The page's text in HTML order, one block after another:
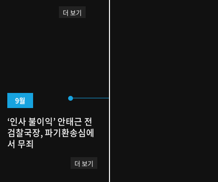
더 보기
9월
‘인사 불이익’ 안태근 전
검찰국장, 파기환송심에
서 무죄
더 보기